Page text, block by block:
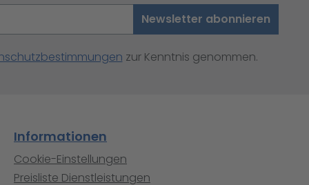
Newsletter abonnieren
zur Kenntnis genommen.
Informationen
Cookie-Einstellungen
Preisliste Dienstleistungen